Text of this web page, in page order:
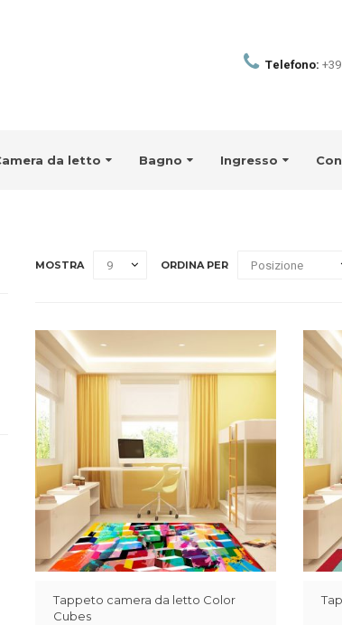
Telefono:
da letto Bagno Ingresso
MOSTRA ORDINA PER
Tappeto camera da letto Color
Cubes